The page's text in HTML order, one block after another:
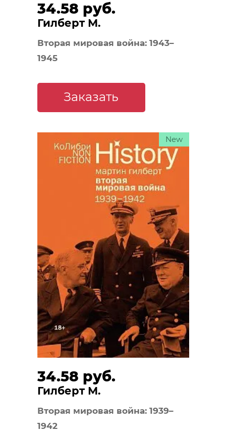
34.58 руб.
Гилберт М.
Вторая мировая война: 1943–
1945
Заказать
34.58 руб.
Гилберт М.
Вторая мировая война: 1939–
1942
New